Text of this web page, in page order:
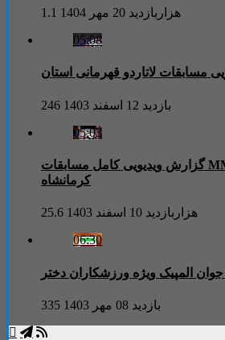
1.1 هزاربازدید 20 مهر 1404
05:08
مسابقات لاتاردو قهرمانی استان
246 بازدید 12 اسفند 1403
05:03
گزارش ویدیویی کامل مسابقات MMA قهرمانی استان
کرمانشاه
25.6 هزاربازدید 10 اسفند 1403
06:30
المپیک ویژه ورزشکاران دختر
335 بازدید 08 مهر 1403